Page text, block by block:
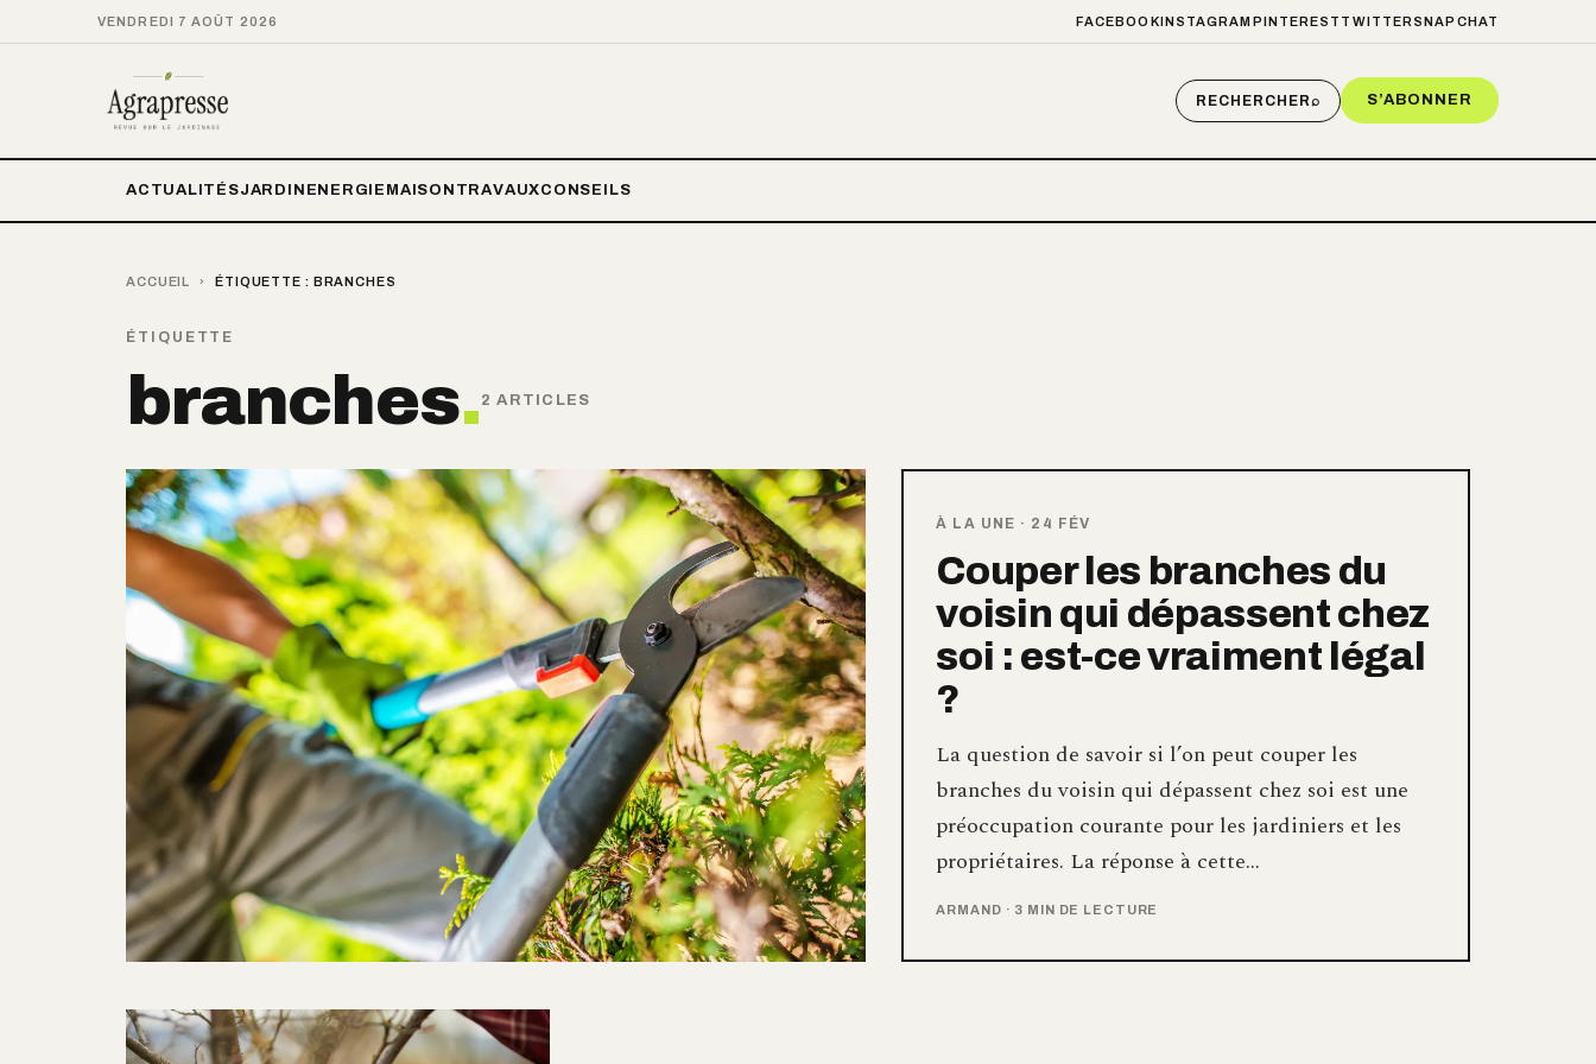
VENDREDI 7 AOÛT 2026 FACEBOOKINSTAGRAM PINTEREST TWITTER SNAPCHAT
RECHERCHER⌕ S’ABONNER
ACTUALITÉSJARDIN ENERGIE MAISON TRAVAUXCONSEILS
ACCUEIL › ÉTIQUETTE : BRANCHES
ÉTIQUETTE
branches. 2 ARTICLES
À LA UNE · 24 FÉV
Couper les branches du
voisin qui dépassent chez
soi : est-ce vraiment légal
?
La question de savoir si l’on peut couper les
branches du voisin qui dépassent chez soi est une
préoccupation courante pour les jardiniers et les
propriétaires. La réponse à cette…
ARMAND · 3 MIN DE LECTURE